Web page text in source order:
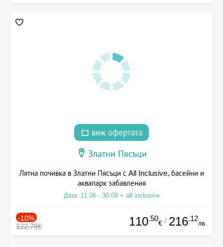
виж офертата
Златни Пясъци
Лятна почивка в Златни Пясъци с All Inclusive, басейни и
аквапарк забавления
Дата: 11.06 - 30.09 + all inclusive
-10%
122.78€ 110.50
€ / 216.12
лв.